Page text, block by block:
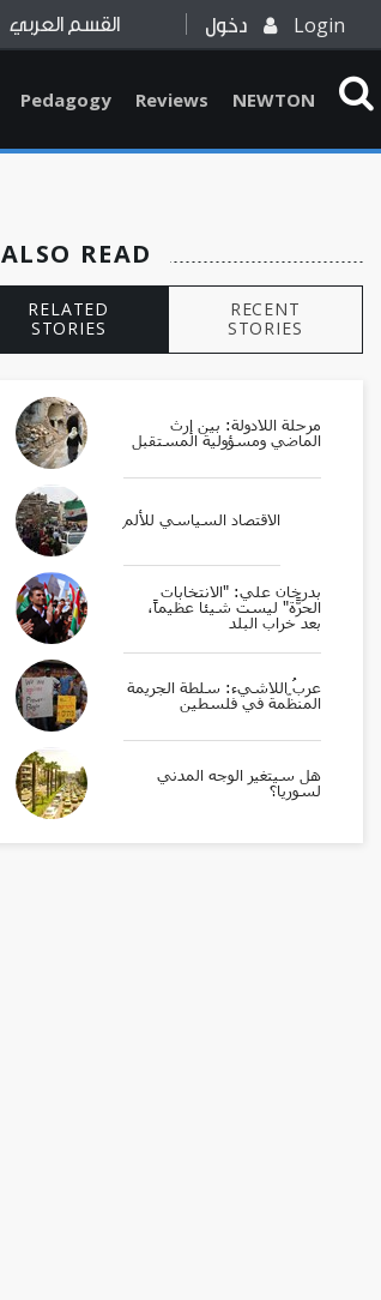
القسم العربي دخول Login
Pedagogy Reviews NEWTON
ALSO READ
RELATED
STORIES
RECENT
STORIES
مرحلة اللادولة: بين إرث
الماضي ومسؤولية المستقبل
الاقتصاد السياسي للألم
بدرخان علي: "الانتخابات
الحرّة" ليست شيئاً عظيماً،
بعد خراب البلد
عربُ اللاشيء: سلطة الجريمة
المنظّمة في فلسطين
هل سيتغير الوجه المدني
لسوريا؟